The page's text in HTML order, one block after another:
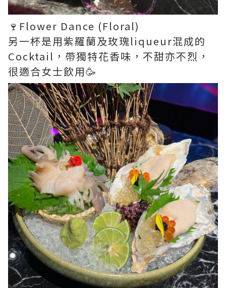
🍷Flower Dance (Floral)
另一杯是用紫羅蘭及玫瑰liqueur混成的
Cocktail，帶獨特花香味，不甜亦不烈，
很適合女士飲用🥳